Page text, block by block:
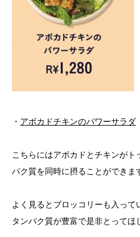
・ アボカドチキンのパワーサラダ
こちらにはアボカドとチキンが
パク質を同時に摂ることができま
よく見るとブロッコリーも入って
タンパク質が豊富で是非とってほ